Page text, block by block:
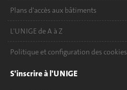
Plans d'accès aux bâtiments
L'UNIGE de A à Z
Politique et configuration des cookies
S'inscrire à l'UNIGE